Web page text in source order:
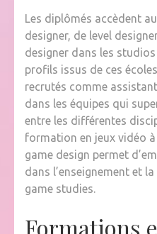
Les diplômés accèdent
designer, de level
designer dans les
profils issus de ces
recrutés comme
dans les équipes qui
entre les différentes
formation en jeux vidéo
game design permet
dans l’enseignement et
game studies.
Formations